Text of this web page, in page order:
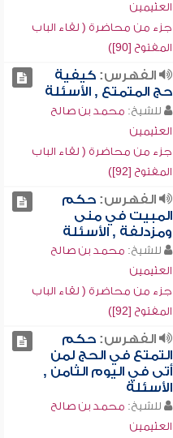
العثيمين
جزء من محاضرة ( لقاء الباب
المفتوح [90])
الفهرس:كيفية
حج المتمتع , الأسئلة
للشيخ: محمد بن صالح
العثيمين
جزء من محاضرة ( لقاء الباب
المفتوح [92])
الفهرس:حكم
المبيت في منى
ومزدلفة , الأسئلة
للشيخ: محمد بن صالح
العثيمين
جزء من محاضرة ( لقاء الباب
المفتوح [92])
الفهرس:حكم
التمتع في الحج لمن
أتى في اليوم الثامن ,
الأسئلة
للشيخ: محمد بن صالح
العثيمين